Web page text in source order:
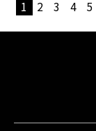
1 2 3 4 5